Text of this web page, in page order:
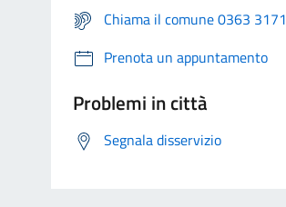
Chiama il comune 0363 3171
Prenota un appuntamento
Problemi in città
Segnala disservizio